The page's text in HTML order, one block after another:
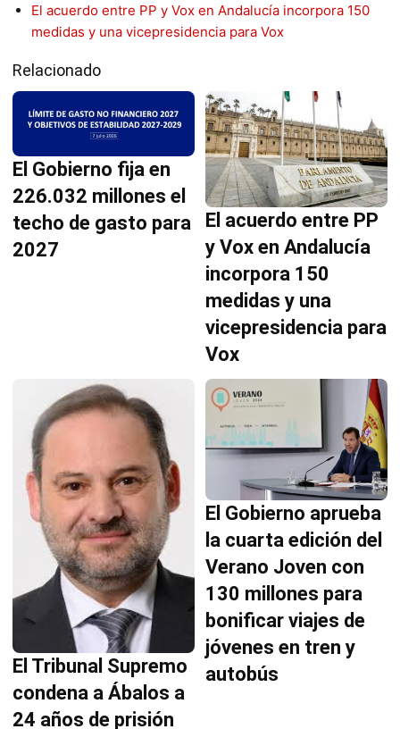
El acuerdo entre PP y Vox en Andalucía incorpora 150
medidas y una vicepresidencia para Vox
Relacionado
El Gobierno fija en
226.032 millones el
techo de gasto para
2027
El acuerdo entre PP
y Vox en Andalucía
incorpora 150
medidas y una
vicepresidencia para
Vox
El Tribunal Supremo
condena a Ábalos a
24 años de prisión
El Gobierno aprueba
la cuarta edición del
Verano Joven con
130 millones para
bonificar viajes de
jóvenes en tren y
autobús